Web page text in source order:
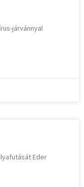
járvánnyal
Eder